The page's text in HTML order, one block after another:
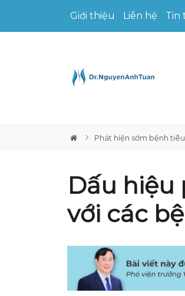
Giới thiệu Liên hệ Tin
Phát hiện sớm bệnh
Dấu
với các